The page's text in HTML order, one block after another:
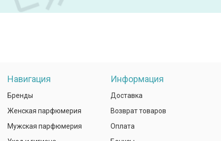
Навигация
Бренды
Женская парфюмерия
Мужская парфюмерия
Информация
Доставка
Возврат товаров
Оплата